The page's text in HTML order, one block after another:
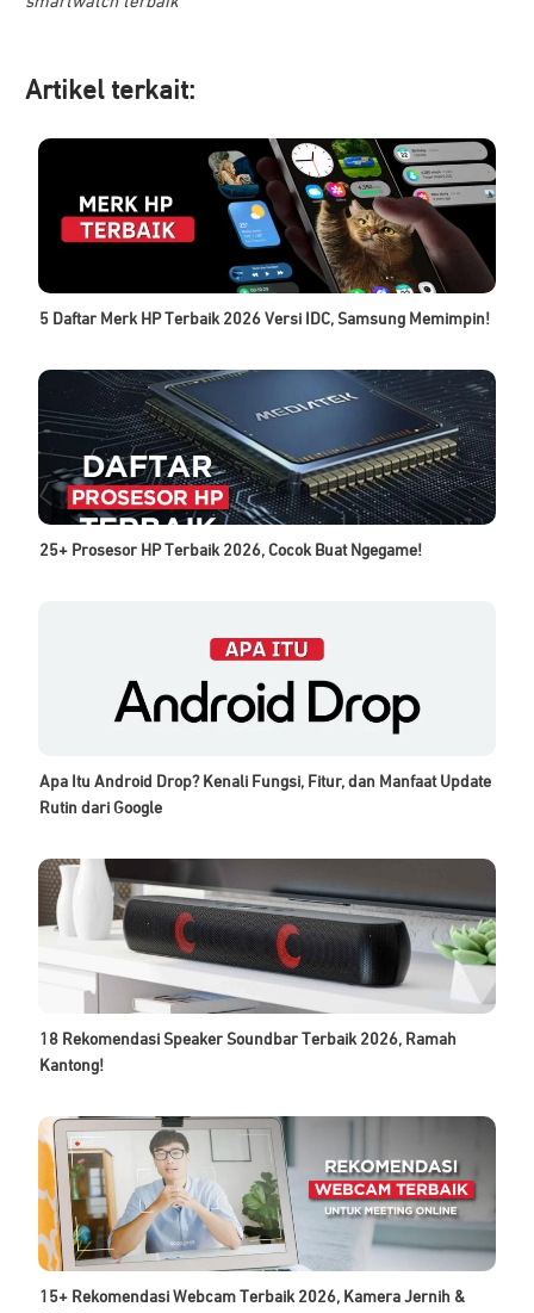
Artikel terkait:
5 Daftar Merk HP Terbaik 2026 Versi IDC, Samsung Memimpin!
25+ Prosesor HP Terbaik 2026, Cocok Buat Ngegame!
Apa Itu Android Drop? Kenali Fungsi, Fitur, dan Manfaat Update
Rutin dari Google
18 Rekomendasi Speaker Soundbar Terbaik 2026, Ramah
Kantong!
15+ Rekomendasi Webcam Terbaik 2026, Kamera Jernih &